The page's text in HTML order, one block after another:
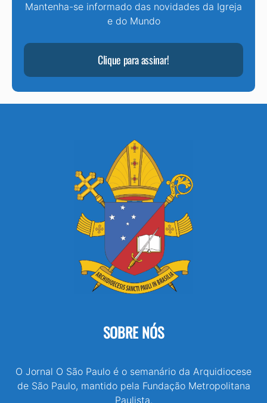
Mantenha-se informado das novidades da Igreja
e do Mundo
Clique para assinar!
SOBRE NÓS
O Jornal O São Paulo é o semanário da Arquidiocese
de São Paulo, mantido pela Fundação Metropolitana
Paulista.